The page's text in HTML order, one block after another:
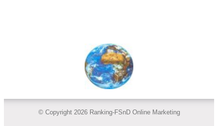
© Copyright 2026 Ranking-FSnD Online Marketing